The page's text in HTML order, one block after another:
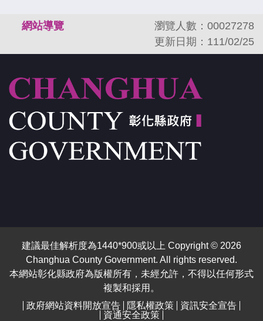
網站導覽
瀏覽人數：00027278
更新日期：111/02/25
建議最佳解析度為1440*900或以上 Copyright © 2026
Changhua County Government. All rights reserved.
本網站彰化縣政府為版權所有，未經允許，不得以任何形式
複製和採用。
政府網站資料開放宣告
隱私權政策
資訊安全宣告
資通安全政策